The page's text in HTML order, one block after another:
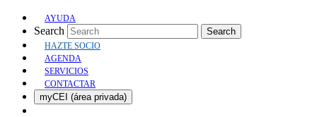
AYUDA
Search Search
HAZTE SOCIO
AGENDA
SERVICIOS
CONTACTAR
myCEI (área privada)